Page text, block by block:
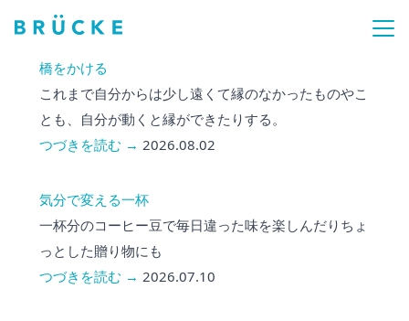
橋をかける
これまで自分からは少し遠くて縁のなかったものやこ
とも、自分が動くと縁ができたりする。
つづきを読む → 2026.08.02
気分で変える一杯
一杯分のコーヒー豆で毎日違った味を楽しんだりちょ
っとした贈り物にも
つづきを読む → 2026.07.10